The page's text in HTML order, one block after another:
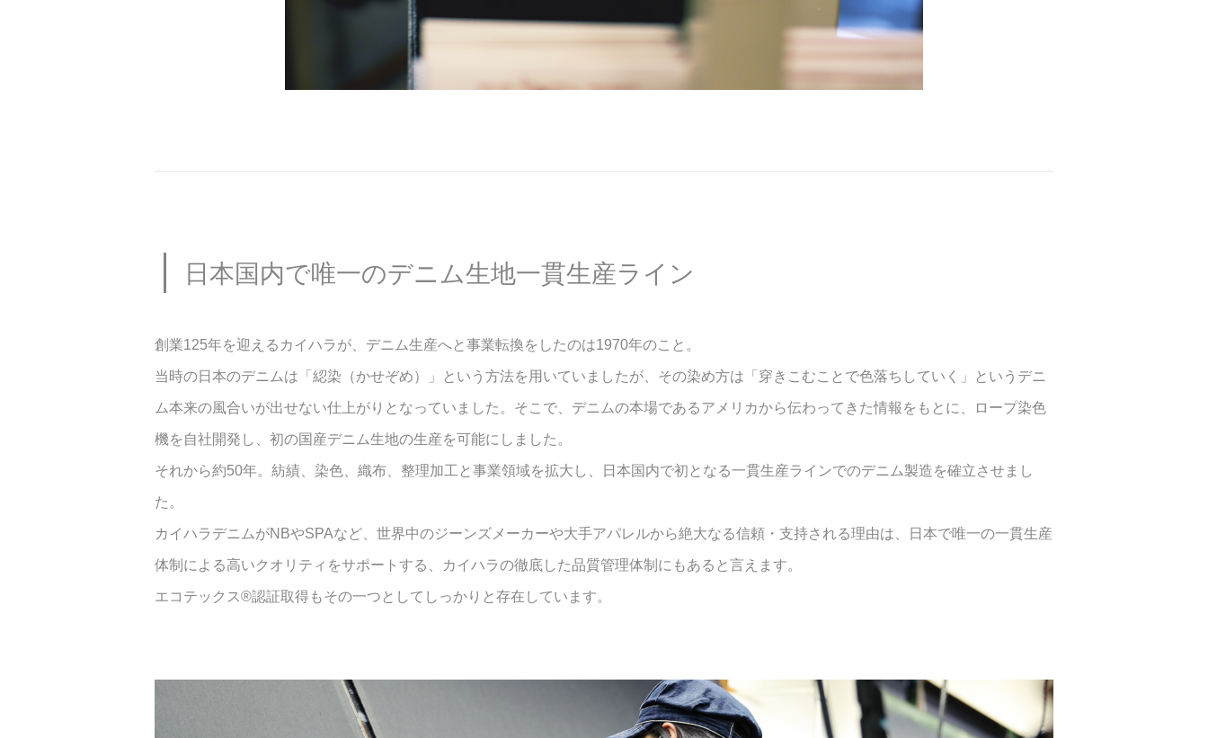
日本国内で唯一のデニム生地一貫生産ライン
創業125年を迎えるカイハラが、デニム生産へと事業転換をしたのは1970年のこと。
当時の日本のデニムは「綛染（かせぞめ）」という方法を用いていましたが、その染め方は「穿きこむことで色落ちしていく」というデニ
ム本来の風合いが出せない仕上がりとなっていました。そこで、デニムの本場であるアメリカから伝わってきた情報をもとに、ロープ染色
機を自社開発し、初の国産デニム生地の生産を可能にしました。
それから約50年。紡績、染色、織布、整理加工と事業領域を拡大し、日本国内で初となる一貫生産ラインでのデニム製造を確立させまし
た。
カイハラデニムがNBやSPAなど、世界中のジーンズメーカーや大手アパレルから絶大なる信頼・支持される理由は、日本で唯一の一貫生産
体制による高いクオリティをサポートする、カイハラの徹底した品質管理体制にもあると言えます。
エコテックス®認証取得もその一つとしてしっかりと存在しています。